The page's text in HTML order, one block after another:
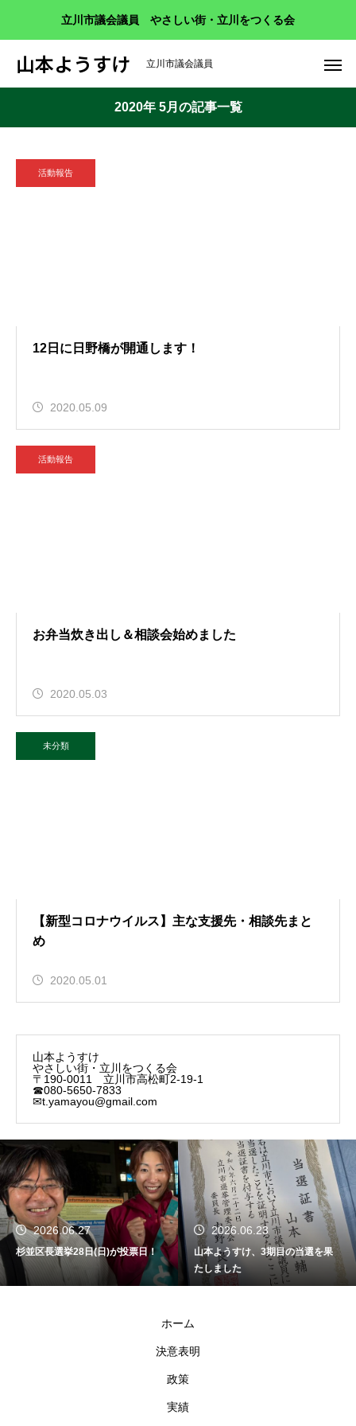
立川市議会議員 やさしい街・立川をつくる会
山本ようすけ 立川市議会議員
2020年 5月の記事一覧
活動報告
12日に日野橋が開通します！
2020.05.09
活動報告
お弁当炊き出し＆相談会始めました
2020.05.03
未分類
【新型コロナウイルス】主な支援先・相談先まと
め
2020.05.01
山本ようすけ
やさしい街・立川をつくる会
〒190-0011 立川市高松町2-19-1
☎080-5650-7833
✉t.yamayou@gmail.com
2026.06.27
杉並区長選挙28日(日)が投票日！
2026.06.23
山本ようすけ、3期目の当選を果
たしました
ホーム
決意表明
政策
実績